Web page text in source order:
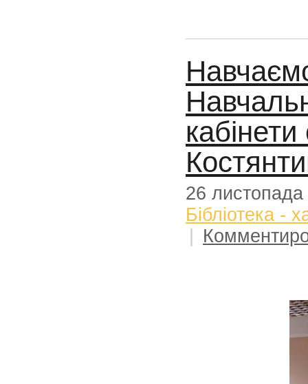
26
Бібліотека -